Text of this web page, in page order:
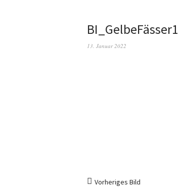
BI_GelbeFässer1
13. Januar 2022
Vorheriges Bild